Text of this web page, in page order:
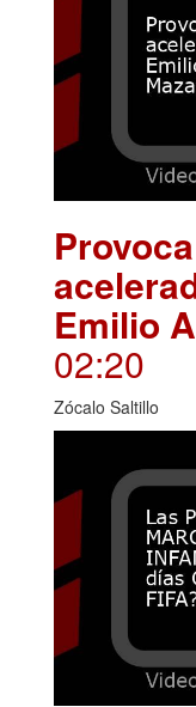
Emilio
02:20
Zócalo Saltillo